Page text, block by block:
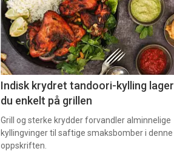
Indisk krydret tandoori-kylling lager
du enkelt på grillen
Grill og sterke krydder forvandler alminnelige
kyllingvinger til saftige smaksbomber i denne
oppskriften.